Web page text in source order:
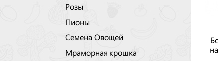
Розы
Пионы
Семена Овощей
Мраморная крошка